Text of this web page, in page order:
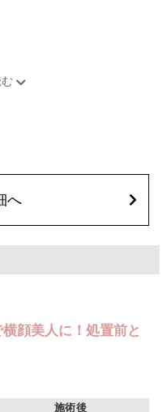
へ
顔美人に！処置前と
施術後